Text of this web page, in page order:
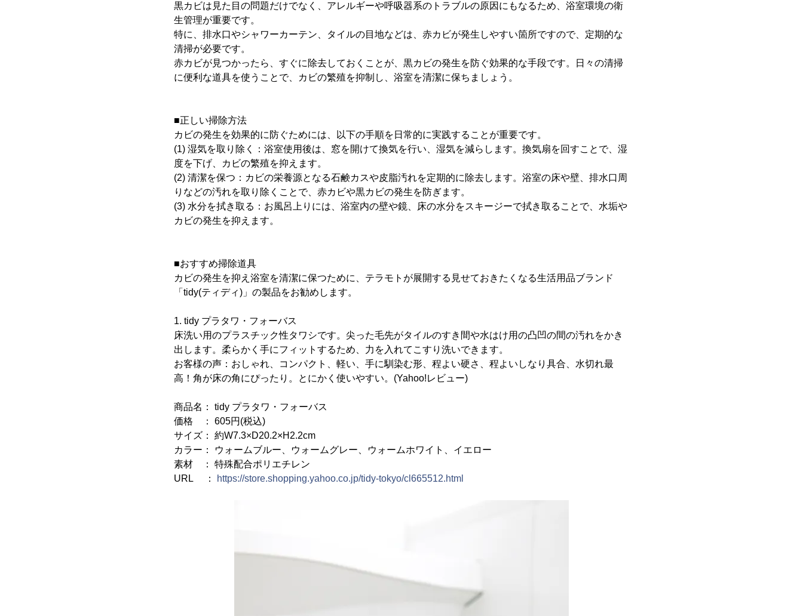
黒カビは見た目の問題だけでなく、アレルギーや呼吸器系のトラブルの原因にもなるため、浴室環境の衛
生管理が重要です。
特に、排水口やシャワーカーテン、タイルの目地などは、赤カビが発生しやすい箇所ですので、定期的な
清掃が必要です。
赤カビが見つかったら、すぐに除去しておくことが、黒カビの発生を防ぐ効果的な手段です。日々の清掃
に便利な道具を使うことで、カビの繁殖を抑制し、浴室を清潔に保ちましょう。
■正しい掃除方法
カビの発生を効果的に防ぐためには、以下の手順を日常的に実践することが重要です。
(1) 湿気を取り除く：浴室使用後は、窓を開けて換気を行い、湿気を減らします。換気扇を回すことで、湿
度を下げ、カビの繁殖を抑えます。
(2) 清潔を保つ：カビの栄養源となる石鹸カスや皮脂汚れを定期的に除去します。浴室の床や壁、排水口周
りなどの汚れを取り除くことで、赤カビや黒カビの発生を防ぎます。
(3) 水分を拭き取る：お風呂上りには、浴室内の壁や鏡、床の水分をスキージーで拭き取ることで、水垢や
カビの発生を抑えます。
■おすすめ掃除道具
カビの発生を抑え浴室を清潔に保つために、テラモトが展開する見せておきたくなる生活用品ブランド
「tidy(ティディ)」の製品をお勧めします。
1. tidy プラタワ・フォーバス
床洗い用のプラスチック性タワシです。尖った毛先がタイルのすき間や水はけ用の凸凹の間の汚れをかき
出します。柔らかく手にフィットするため、力を入れてこすり洗いできます。
お客様の声：おしゃれ、コンパクト、軽い、手に馴染む形、程よい硬さ、程よいしなり具合、水切れ最
高！角が床の角にぴったり。とにかく使いやすい。(Yahoo!レビュー)
商品名： tidy プラタワ・フォーバス
価格 ： 605円(税込)
サイズ： 約W7.3×D20.2×H2.2cm
カラー： ウォームブルー、ウォームグレー、ウォームホワイト、イエロー
素材 ： 特殊配合ポリエチレン
URL ：
https://store.shopping.yahoo.co.jp/tidy-tokyo/cl665512.html